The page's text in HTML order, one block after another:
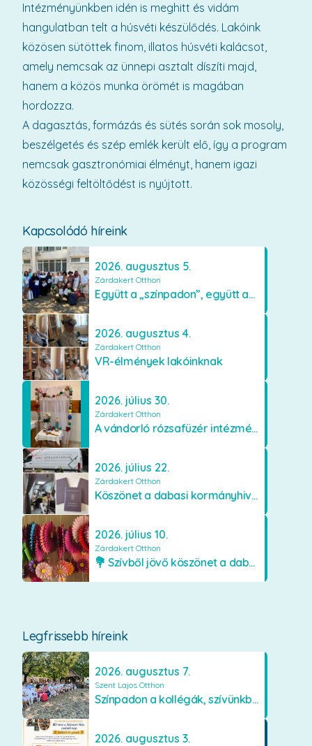
Kapcsolódó híreink
2026. augusztus 5.
Zárdakert Otthon
Együtt a „színpadon”, együtt az élményekért 🎭✨
2026. augusztus 4.
Zárdakert Otthon
VR-élmények lakóinknak
2026. július 30.
Zárdakert Otthon
A vándorló rózsafüzér intézményünkben
2026. július 22.
Zárdakert Otthon
Köszönet a dabasi kormányhivatal munkatársainak
2026. július 10.
Zárdakert Otthon
💐 Szívből jövő köszönet a dabasi Orimamiknak! 💐
Legfrissebb híreink
2026. augusztus 7.
Szent Lajos Otthon
Színpadon a kollégák, szívünkben a lakók
2026. augusztus 3.
Intézményünkben idén is meghitt és vidám
hangulatban telt a húsvéti készülődés. Lakóink
közösen sütöttek finom, illatos húsvéti kalácsot,
amely nemcsak az ünnepi asztalt díszíti majd,
hanem a közös munka örömét is magában
hordozza.
A dagasztás, formázás és sütés során sok mosoly,
beszélgetés és szép emlék került elő, így a program
nemcsak gasztronómiai élményt, hanem igazi
közösségi feltöltődést is nyújtott.